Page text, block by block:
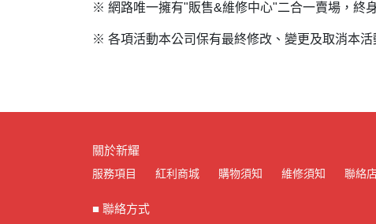
※ 網路唯一擁有"販售&維修中心"二合一賣場，終
※ 各項活動本公司保有最終修改、變更及取消本
關於新耀
服務項目 紅利商城 購物須知 維修須知 聯絡
■ 聯絡方式